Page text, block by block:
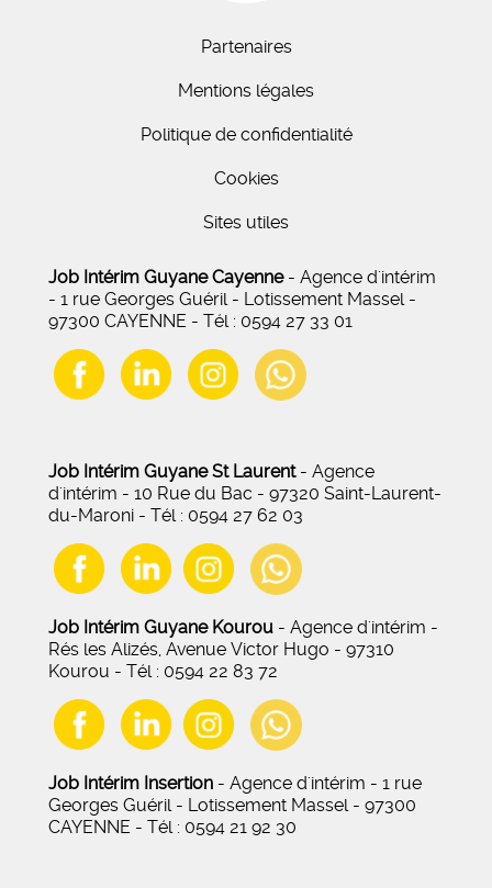
Partenaires
Mentions légales
Politique de confidentialité
Cookies
Sites utiles
Job Intérim Guyane Cayenne- Agence d'intérim
- 1 rue Georges Guéril - Lotissement Massel -
97300 CAYENNE - Tél : 0594 27 33 01
Job Intérim Guyane St Laurent- Agence
d'intérim - 10 Rue du Bac - 97320 Saint-Laurent-
du-Maroni - Tél : 0594 27 62 03
Job Intérim Guyane Kourou - Agence d'intérim -
Rés les Alizés, Avenue Victor Hugo - 97310
Kourou - Tél : 0594 22 83 72
Job Intérim Insertion - Agence d'intérim - 1 rue
Georges Guéril - Lotissement Massel - 97300
CAYENNE - Tél : 0594 21 92 30